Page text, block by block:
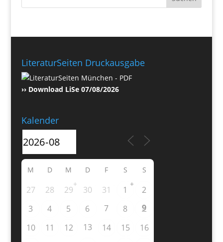
LiteraturSeiten Druckausgabe
›› Download LiSe 07/08/2026
Kalender
M D M D F S S
27 28 29
+
30 31 1
+
2
3
4 5 6 7 8
9
10
11 12 13 14 15
16